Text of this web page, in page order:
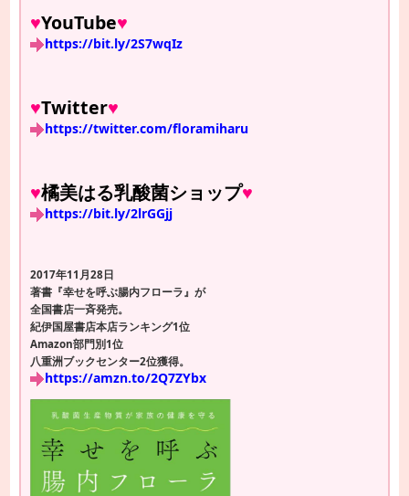
♥YouTube♥
https://bit.ly/2S7wqIz
♥Twitter♥
https://twitter.com/floramiharu
♥橘美はる乳酸菌ショップ♥
https://bit.ly/2lrGGjj
2017年11月28日
著書『幸せを呼ぶ腸内フローラ』が
全国書店一斉発売。
紀伊国屋書店本店ランキング1位
Amazon部門別1位
八重洲ブックセンター2位獲得。
https://amzn.to/2Q7ZYbx